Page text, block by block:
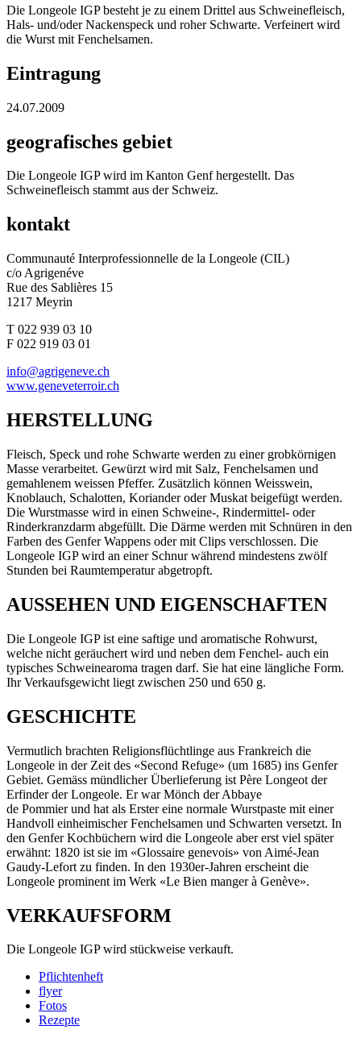
Die Longeole IGP besteht je zu einem Drittel aus Schweinefleisch,
Hals- und/oder Nackenspeck und roher Schwarte. Verfeinert wird
die Wurst mit Fenchelsamen.
Eintragung
24.07.2009
geografisches gebiet
Die Longeole IGP wird im Kanton Genf hergestellt. Das
Schweinefleisch stammt aus der Schweiz.
kontakt
Communauté Interprofessionnelle de la Longeole (CIL)
c/o Agrigenéve
Rue des Sablières 15
1217 Meyrin
T 022 939 03 10
F 022 919 03 01
info@agrigeneve.ch
www.geneveterroir.ch
HERSTELLUNG
Fleisch, Speck und rohe Schwarte werden zu einer grobkörnigen
Masse verarbeitet. Gewürzt wird mit Salz, Fenchelsamen und
gemahlenem weissen Pfeffer. Zusätzlich können Weisswein,
Knoblauch, Schalotten, Koriander oder Muskat beigefügt werden.
Die Wurstmasse wird in einen Schweine-, Rindermittel- oder
Rinderkranzdarm abgefüllt. Die Därme werden mit Schnüren in den
Farben des Genfer Wappens oder mit Clips verschlossen. Die
Longeole IGP wird an einer Schnur während mindestens zwölf
Stunden bei Raumtemperatur abgetropft.
AUSSEHEN UND EIGENSCHAFTEN
Die Longeole IGP ist eine saftige und aromatische Rohwurst,
welche nicht geräuchert wird und neben dem Fenchel- auch ein
typisches Schweinearoma tragen darf. Sie hat eine längliche Form.
Ihr Verkaufsgewicht liegt zwischen 250 und 650 g.
GESCHICHTE
Vermutlich brachten Religionsflüchtlinge aus Frankreich die
Longeole in der Zeit des «Second Refuge» (um 1685) ins Genfer
Gebiet. Gemäss mündlicher Überlieferung ist Père Longeot der
Erfinder der Longeole. Er war Mönch der Abbaye
de Pommier und hat als Erster eine normale Wurstpaste mit einer
Handvoll einheimischer Fenchelsamen und Schwarten versetzt. In
den Genfer Kochbüchern wird die Longeole aber erst viel später
erwähnt: 1820 ist sie im «Glossaire genevois» von Aimé-Jean
Gaudy-Lefort zu finden. In den 1930er-Jahren erscheint die
Longeole prominent im Werk «Le Bien manger à Genève».
VERKAUFSFORM
Die Longeole IGP wird stückweise verkauft.
Pflichtenheft
flyer
Fotos
Rezepte